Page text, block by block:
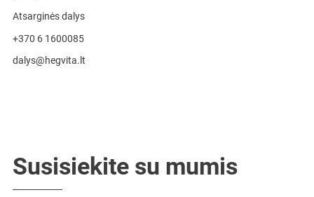
Atsarginės dalys
+370 6 1600085
dalys@hegvita.lt
Susisiekite su mumis